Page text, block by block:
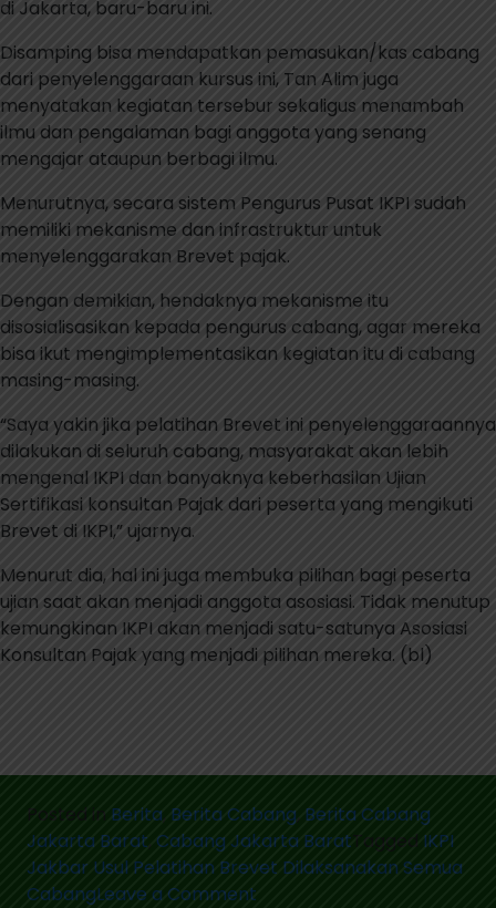
di Jakarta, baru-baru ini.
Disamping bisa mendapatkan pemasukan/kas cabang
dari penyelenggaraan kursus ini, Tan Alim juga
menyatakan kegiatan tersebur sekaligus menambah
ilmu dan pengalaman bagi anggota yang senang
mengajar ataupun berbagi ilmu.
Menurutnya, secara sistem Pengurus Pusat IKPI sudah
memiliki mekanisme dan infrastruktur untuk
menyelenggarakan Brevet pajak.
Dengan demikian, hendaknya mekanisme itu
disosialisasikan kepada pengurus cabang, agar mereka
bisa ikut mengimplementasikan kegiatan itu di cabang
masing-masing.
“Saya yakin jika pelatihan Brevet ini penyelenggaraannya
dilakukan di seluruh cabang, masyarakat akan lebih
mengenal IKPI dan banyaknya keberhasilan Ujian
Sertifikasi konsultan Pajak dari peserta yang mengikuti
Brevet di IKPI,” ujarnya.
Menurut dia, hal ini juga membuka pilihan bagi peserta
ujian saat akan menjadi anggota asosiasi. Tidak menutup
kemungkinan IKPI akan menjadi satu-satunya Asosiasi
Konsultan Pajak yang menjadi pilihan mereka. (bl)
Posted in Berita Berita Cabang Berita Cabang
Jakarta Barat Cabang Jakarta BaratTagged IKPI
Jakbar Usul Pelatihan Brevet Dilaksanakan Semua
CabangLeave a Comment